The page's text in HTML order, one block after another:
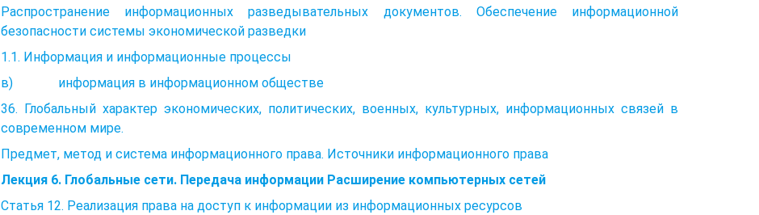
Распространение информационных разведывательных документов. Обеспечение информационной
безопасности системы экономической разведки
1.1. Информация и информационные процессы
в) информация в информационном обществе
36. Глобальный характер экономических, политических, военных, культурных, информационных связей в
современном мире.
Предмет, метод и система информационного права. Источники информационного права
Лекция 6. Глобальные сети. Передача информации Расширение компьютерных сетей
Статья 12. Реализация права на доступ к информации из информационных ресурсов